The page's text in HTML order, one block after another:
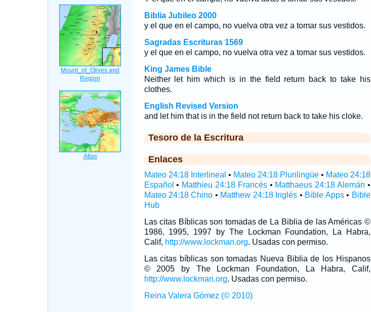
Biblia Jubileo 2000
y el que en el campo, no vuelva otra vez a tomar sus vestidos.
Sagradas Escrituras 1569
y el que en el campo, no vuelva otra vez a tomar sus vestidos.
King James Bible
Neither let him which is in the field return back to take his
clothes.
English Revised Version
and let him that is in the field not return back to take his cloke.
Tesoro de la Escritura
Enlaces
Mateo 24:18 Interlineal • Mateo 24:18 Plurilingüe• Mateo 24:18
Español • Matthieu 24:18 Francés• Matthaeus 24:18 Alemán •
Mateo 24:18 Chino • Matthew 24:18 Inglés • Bible Apps• Bible
Hub
Las citas Bíblicas son tomadas de La Biblia de las Américas ©
1986, 1995, 1997 by The Lockman Foundation, La Habra,
Calif, http://www.lockman.org. Usadas con permiso.
Las citas bíblicas son tomadas Nueva Biblia de los Hispanos
© 2005 by The Lockman Foundation, La Habra, Calif,
http://www.lockman.org. Usadas con permiso.
Reina Valera Gómez (© 2010)